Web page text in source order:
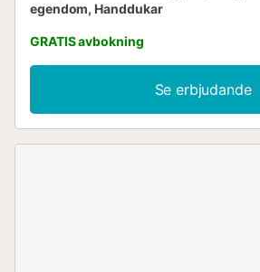
egendom, Handdukar
GRATIS avbokning
Se erbjudande